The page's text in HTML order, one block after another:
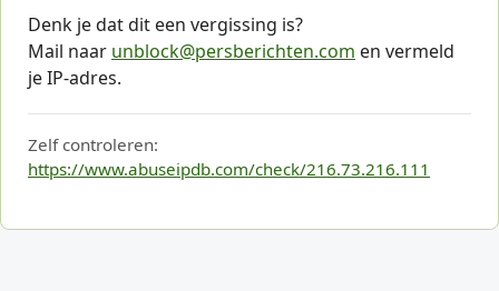
Denk je dat dit een vergissing is?
Mail naar unblock@persberichten.com en vermeld
je IP-adres.
Zelf controleren:
https://www.abuseipdb.com/check/216.73.216.111